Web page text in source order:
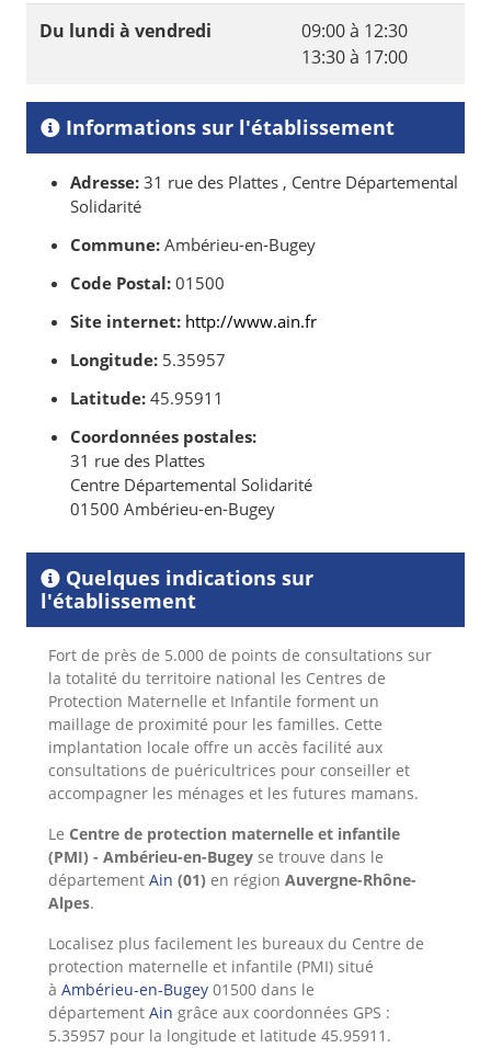
Du lundi à vendredi
09:00 à 12:30
13:30 à 17:00
Informations sur l'établissement
Adresse: 31 rue des Plattes , Centre Départemental
Solidarité
Commune: Ambérieu-en-Bugey
Code Postal: 01500
Site internet: http://www.ain.fr
Longitude: 5.35957
Latitude: 45.95911
Coordonnées postales:
31 rue des Plattes
Centre Départemental Solidarité
01500 Ambérieu-en-Bugey
Quelques indications sur
l'établissement
Fort de près de 5.000 de points de consultations sur
la totalité du territoire national les Centres de
Protection Maternelle et Infantile forment un
maillage de proximité pour les familles. Cette
implantation locale offre un accès facilité aux
consultations de puéricultrices pour conseiller et
accompagner les ménages et les futures mamans.
Le Centre de protection maternelle et infantile
(PMI) - Ambérieu-en-Bugey se trouve dans le
département Ain (01) en région Auvergne-Rhône-
Alpes.
Localisez plus facilement les bureaux du Centre de
protection maternelle et infantile (PMI) situé
à Ambérieu-en-Bugey 01500 dans le
département Ain grâce aux coordonnées GPS :
5.35957 pour la longitude et latitude 45.95911.